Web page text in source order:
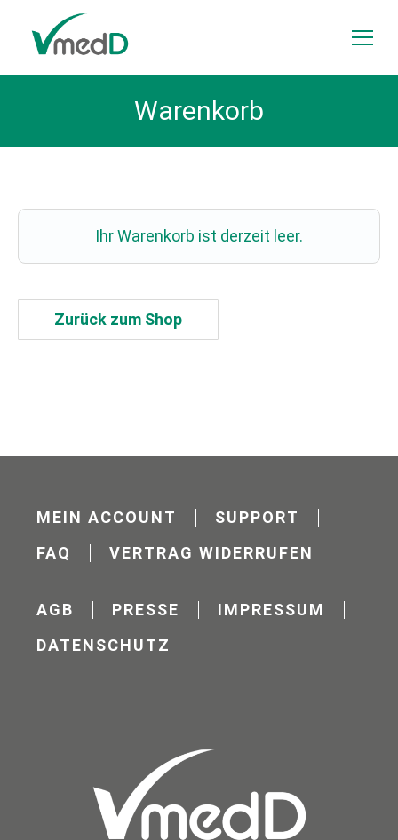
Zum Inhalt springen
Warenkorb
Ihr Warenkorb ist derzeit leer.
Zurück zum Shop
MEIN ACCOUNT
SUPPORT
FAQ
VERTRAG WIDERRUFEN
AGB PRESSE
IMPRESSUM
DATENSCHUTZ